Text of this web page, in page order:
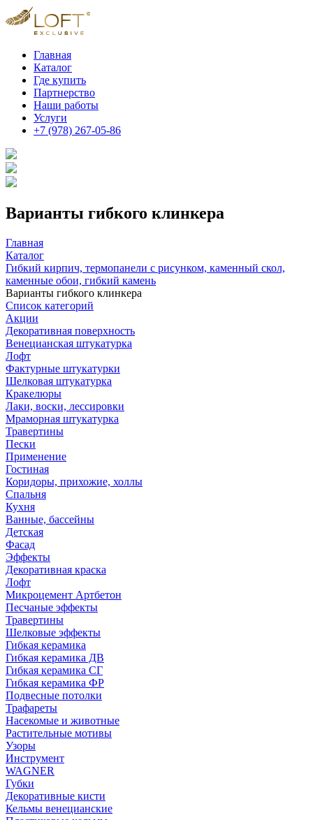
Главная
Каталог
Где купить
Партнерство
Наши работы
Услуги
+7 (978) 267-05-86
Варианты гибкого клинкера
Главная
Каталог
Гибкий кирпич, термопанели с рисунком, каменный скол,
каменные обои, гибкий камень
Варианты гибкого клинкера
Список категорий
Акции
Декоративная поверхность
Венецианская штукатурка
Лофт
Фактурные штукатурки
Шелковая штукатурка
Кракелюры
Лаки, воски, лессировки
Мраморная штукатурка
Травертины
Пески
Применение
Гостиная
Коридоры, прихожие, холлы
Спальня
Кухня
Ванные, бассейны
Детская
Фасад
Эффекты
Декоративная краска
Лофт
Микроцемент Артбетон
Песчаные эффекты
Травертины
Шелковые эффекты
Гибкая керамика
Гибкая керамика ДВ
Гибкая керамика СГ
Гибкая керамика ФР
Подвесные потолки
Трафареты
Насекомые и животные
Растительные мотивы
Узоры
Инструмент
WAGNER
Губки
Декоративные кисти
Кельмы венецианские